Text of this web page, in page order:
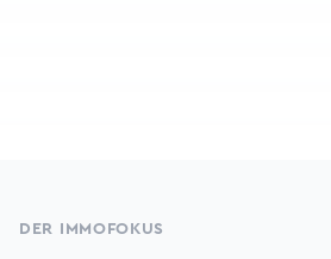
DER IMMOFOKUS